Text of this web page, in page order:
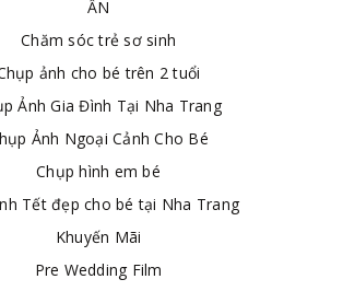
ẨN
Chăm sóc trẻ sơ sinh
ảnh cho bé trên 2 tuổi
Ảnh Gia Đình Tại Nha Trang
Ảnh Ngoại Cảnh Cho Bé
Chụp hình em bé
Tết đẹp cho bé tại Nha Trang
Khuyến Mãi
Pre Wedding Film